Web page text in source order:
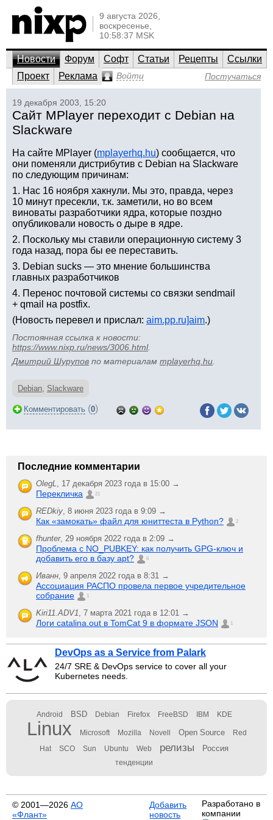
9 августа 2026,
воскресенье,
10:58:37 MSK
Новости Форум Софт Статьи Рецепты
Ссылки
Проект
Реклама Войти Постучаться
19 декабря 2003, 15:20
Сайт MPlayer переходит с Debian на
Slackware
На сайте MPlayer (mplayerhq.hu) сообщается, что
они поменяли дистрибутив с Debian на Slackware
по следующим причинам:
1. Нас 16 ноября хакнули. Мы это, правда, через
10 минут пресекли, т.к. заметили, но во всем
виноваты разработчики ядра, которые поздно
опубликовали новость о дыре в ядре.
2. Поскольку мы ставили операционную систему 3
года назад, пора бы ее переставить.
3. Debian sucks — это мнение большинства
главных разработчиков
4. Перенос почтовой системы со связки sendmail
+ qmail на postfix.
(Новость перевел и прислал: aim.pp.ru]aim.)
Постоянная ссылка к новости:
https://www.nixp.ru/news/3006.html.
Дмитрий Шурупов по материалам mplayerhq.hu
Debian, Slackware
Комментировать (0)
Последние комментарии
OlegL, 17 декабря 2023 года в 15:00 →
Перекличка 21
REDkiy, 8 июня 2023 года в 9:09 →
Как «замокать» файл для юниттеста в Python? 2
fhunter, 29 ноября 2022 года в 2:09 →
Проблема с NO_PUBKEY: как получить GPG-ключ и
добавить его в базу apt?
6
Иванн, 9 апреля 2022 года в 8:31 →
Ассоциация РАСПО провела первое учредительное
собрание
1
Kiri11.ADV1, 7 марта 2021 года в 12:01 →
Логи catalina.out в TomCat 9 в формате JSON 1
DevOps as a Service from Palark
24/7 SRE & DevOps service to cover all your
Kubernetes needs.
Android BSD Debian Firefox FreeBSD IBM KDE
Linux Microsoft Mozilla Novell Open Source Red
Hat SCO Sun Ubuntu Web релизы Россия
тенденции
© 2001—2026 АО
«Флант»
Добавить
новость
Разработано в
компании